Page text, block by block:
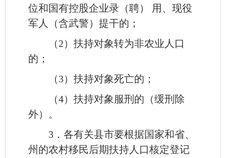
位和国有控股企业录（聘） 用、现役
军人（含武警）提干的；
（2）扶持对象转为非农业人口
的；
（3）扶持对象死亡的；
（4）扶持对象服刑的（缓刑除
外）。
3．各有关县市要根据国家和省、
州的农村移民后期扶持人口核定登记